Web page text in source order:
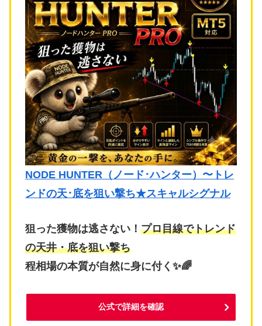
NODE HUNTER（ノード･ハンター）〜トレ
ンドの天･底を狙い撃ち★スキャルシグナル
狙った獲物は逃さない！ プロ目線でトレンド
の天井・底を狙い撃ち
程相場の本質が自然に身に付く✨🌈
公式で詳細を確認